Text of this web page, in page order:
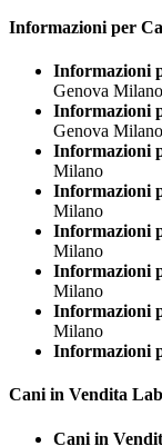
Informazioni per
Informazioni
Genova Milano
Informazioni
Genova Milano
Informazioni
Milano
Informazioni
Milano
Informazioni
Milano
Informazioni
Milano
Informazioni
Milano
Informazioni
Cani in Vendita
Cani in